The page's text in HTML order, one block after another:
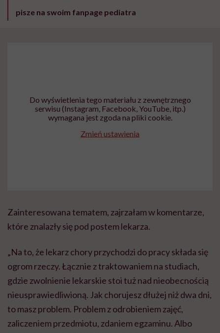
pisze na swoim fanpage pediatra
Do wyświetlenia tego materiału z zewnętrznego
serwisu (Instagram, Facebook, YouTube, itp.)
wymagana jest zgoda na pliki cookie.
Zmień ustawienia
Zainteresowana tematem, zajrzałam w komentarze,
które znalazły się pod postem lekarza.
„Na to, że lekarz chory przychodzi do pracy składa się
ogrom rzeczy. Łącznie z traktowaniem na studiach,
gdzie zwolnienie lekarskie stoi tuż nad nieobecnością
nieusprawiedliwioną. Jak chorujesz dłużej niż dwa dni,
to masz problem. Problem z odrobieniem zajęć,
zaliczeniem przedmiotu, zdaniem egzaminu. Albo